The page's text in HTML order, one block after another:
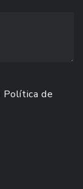
Política de